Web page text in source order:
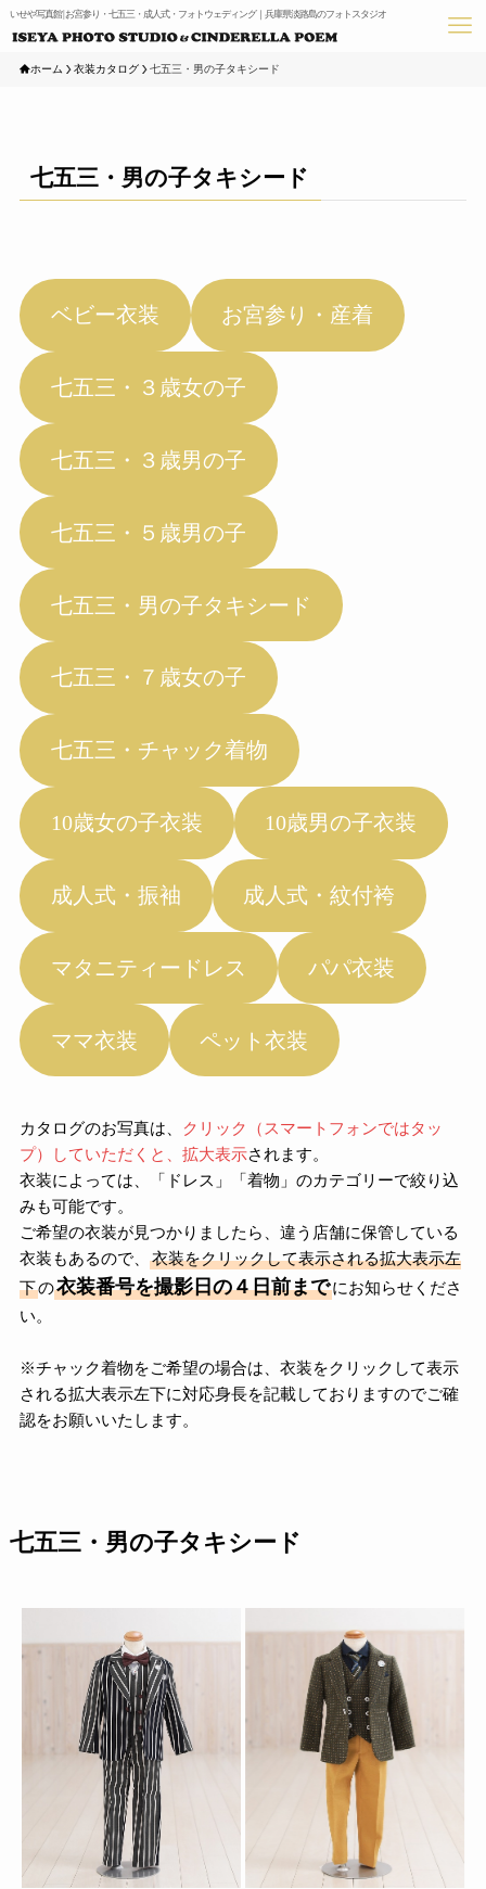
いせや写真館 | お宮参り・七五三・成人式・フォトウェディング｜兵庫県淡路島のフォトスタジオ
ホーム 衣装カタログ 七五三・男の子タキシード
七五三・男の子タキシード
ベビー衣装 お宮参り・産着
七五三・３歳女の子
七五三・３歳男の子
七五三・５歳男の子
七五三・男の子タキシード
七五三・７歳女の子
七五三・チャック着物
10歳女の子衣装 10歳男の子衣装
成人式・振袖 成人式・紋付袴
マタニティードレス パパ衣装
ママ衣装 ペット衣装
カタログのお写真は、
クリック（スマートフォンではタッ
プ）していただくと、拡大表示されます。
衣装によっては、「ドレス」「着物」のカテゴリーで絞り込
みも可能です。
ご希望の衣装が見つかりましたら、違う店舗に保管している
衣装もあるので、
衣装をクリックして表示される拡大表示左
下の衣装番号を撮影日の４日前までにお知らせくださ
い。
※チャック着物をご希望の場合は、衣装をクリックして表示
される拡大表示左下に対応身長を記載しておりますのでご確
認をお願いいたします。
七五三・男の子タキシード